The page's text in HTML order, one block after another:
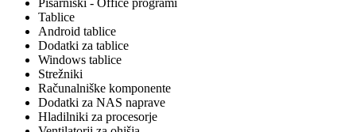
Pisarniški - Office programi
Tablice
Android tablice
Dodatki za tablice
Windows tablice
Strežniki
Računalniške komponente
Dodatki za NAS naprave
Hladilniki za procesorje